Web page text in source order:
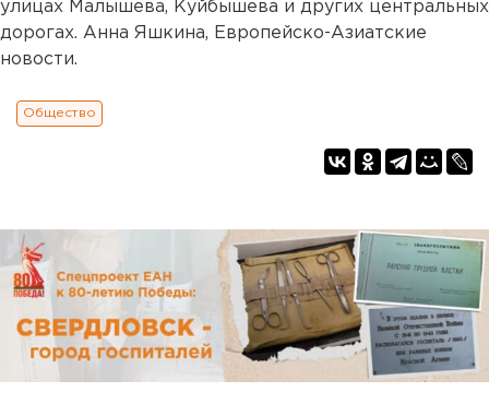
улицах Малышева, Куйбышева и других центральных
дорогах. Анна Яшкина, Европейско-Азиатские
новости.
Общество